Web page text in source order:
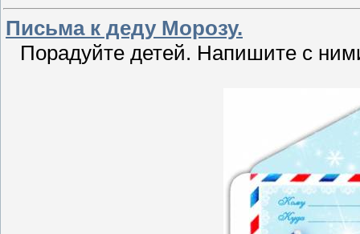
Письма к деду Морозу.
Порадуйте детей. Напишите с